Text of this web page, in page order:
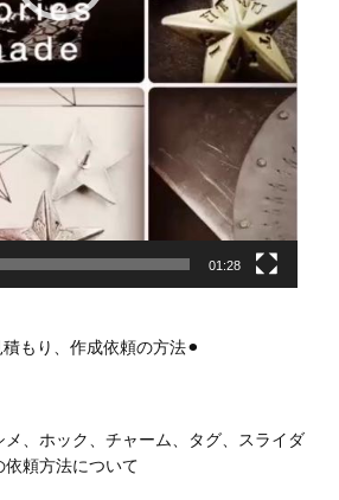
01:28
もり、作成依頼の方法⚫︎
、ホック、チャーム、タグ、スライダ
頼方法について